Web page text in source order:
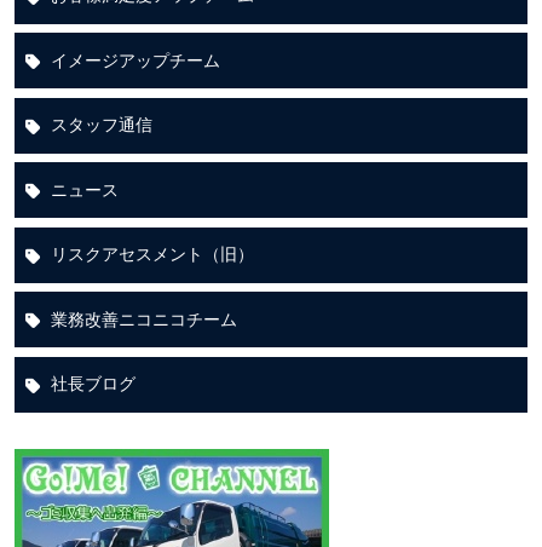
イメージアップチーム
スタッフ通信
ニュース
リスクアセスメント（旧）
業務改善ニコニコチーム
社長ブログ